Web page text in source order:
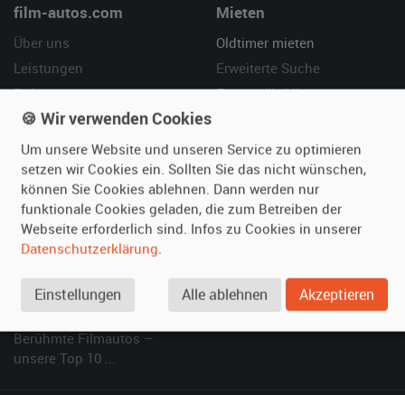
film-autos.com
Über uns
Leistungen
Referenzen
Kundenmeinungen
Mieten
Oldtimer mieten
Erweiterte Suche
Fragen für Mieter
Vermieten
Oldtimer anmelden
Fotos senden
Fragen für Vermieter
Hilfe
Häufige Fragen (FAQ)
So funktioniert's
Berühmte Filmautos –
unsere Top 10 ...
🍪 Wir verwenden Cookies
Um unsere Website und unseren Service zu optimieren
setzen wir Cookies ein. Sollten Sie das nicht wünschen,
können Sie Cookies ablehnen. Dann werden nur
funktionale Cookies geladen, die zum Betreiben der
Webseite erforderlich sind. Infos zu Cookies in unserer
Datenschutzerklärung.
Einstellungen Alle ablehnen Akzeptieren